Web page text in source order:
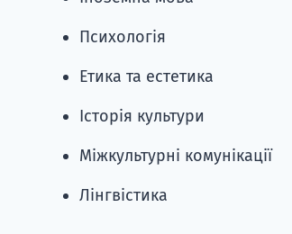
Психологія
Етика та естетика
Історія культури
Міжкультурні комунікації
Лінгвістика